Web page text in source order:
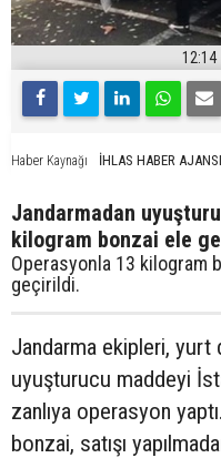
12:14
Haber Kaynağı İHLAS HABER AJANSI
Jandarmadan
kilogram bonzai ele
Operasyonla 13 kilogram
geçirildi.
Jandarma ekipleri, yurt
uyuşturucu maddeyi
zanlıya operasyon
bonzai, satışı